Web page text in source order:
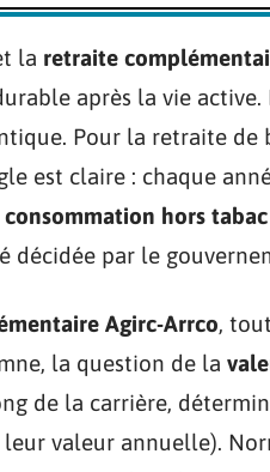
la retraite
après la vie
Pour la retraite
est claire : chaque
hors tabac
décidée par le
Agirc-Arrco,
la question de la
de la carrière,
valeur annuelle).